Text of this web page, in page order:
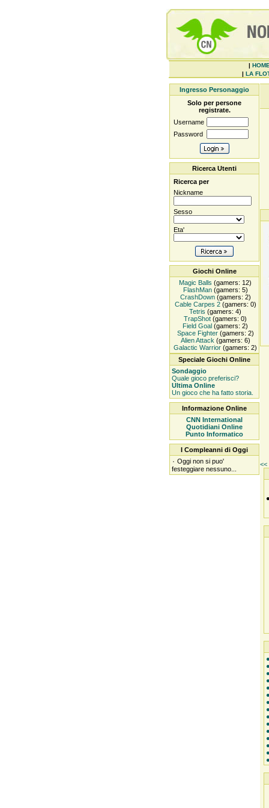
|
| LA
Ingresso Personaggio
Solo per persone
registrate.
Username
Password
Ricerca Utenti
Ricerca per
Nickname
Sesso
Eta'
Giochi Online
Magic Balls (gamers: 12)
FlashMan(gamers: 5)
CrashDown(gamers: 2)
Cable Carpes 2(gamers: 0)
Tetris (gamers: 4)
TrapShot (gamers: 0)
Field Goal (gamers: 2)
Space Fighter(gamers: 2)
Alien Attack (gamers: 6)
Galactic Warrior (gamers: 2)
Speciale Giochi Online
Sondaggio
Quale gioco preferisci?
Ultima Online
Un gioco che ha fatto storia.
Informazione Online
CNN International
Quotidiani Online
Punto Informatico
I Compleanni di Oggi
۰ Oggi non si puo'
festeggiare nessuno...
<<